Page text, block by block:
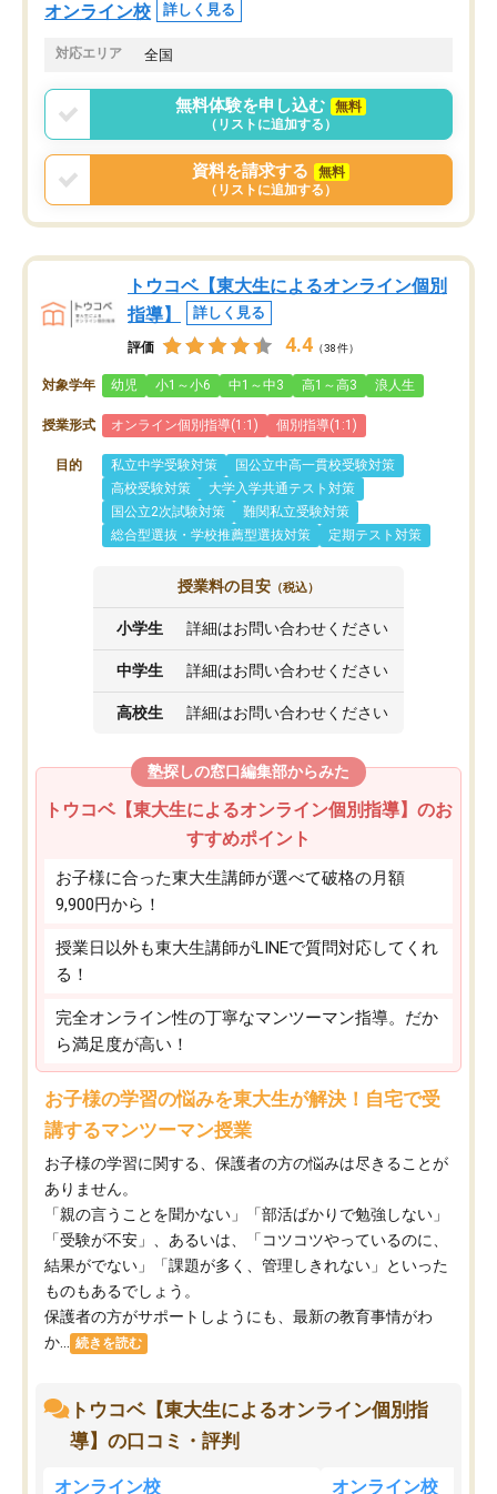
オンライン校 詳しく見る
対応エリア 全国
無料体験を申し込む
無料
（リストに追加する）
資料を請求する
無料
（リストに追加する）
トウコベ【東大生によるオンライン個別
指導】
詳しく見る
評価 4.4 （38件）
対象学年 幼児 小1～小6 中1～中3 高1～高3 浪人生
授業形式 オンライン個別指導(1:1) 個別指導(1:1)
目的 私立中学受験対策
国公立中高一貫校受験対策
高校受験対策
大学入学共通テスト対策
国公立2次試験対策
難関私立受験対策
総合型選抜・学校推薦型選抜対策
定期テスト対策
授業料の目安 （税込）
小学生 詳細はお問い合わせください
中学生 詳細はお問い合わせください
高校生 詳細はお問い合わせください
塾探しの窓口編集部からみた
トウコベ【東大生によるオンライン個別指導】のお
すすめポイント
お子様に合った東大生講師が選べて破格の月額
9,900円から！
授業日以外も東大生講師がLINEで質問対応してくれ
る！
完全オンライン性の丁寧なマンツーマン指導。だか
ら満足度が高い！
お子様の学習の悩みを東大生が解決！自宅で受
講するマンツーマン授業
お子様の学習に関する、保護者の方の悩みは尽きることが
ありません。
「親の言うことを聞かない」「部活ばかりで勉強しない」
「受験が不安」、あるいは、「コツコツやっているのに、
結果がでない」「課題が多く、管理しきれない」といった
ものもあるでしょう。
保護者の方がサポートしようにも、最新の教育事情がわ
か...
続きを読む
トウコベ【東大生によるオンライン個別指
導】の口コミ・評判
オンライン校 オンライン校